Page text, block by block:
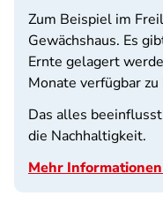
Zum Beispiel im
Gewächshaus. Es
Ernte gelagert
Monate verfügbar
Das alles
die Nachhaltigkeit.
Mehr